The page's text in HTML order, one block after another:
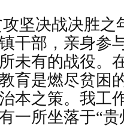
坚决战决胜
干部，亲身参
未有的战役。
育是燃尽贫困
本之策。我工
一所坐落于“